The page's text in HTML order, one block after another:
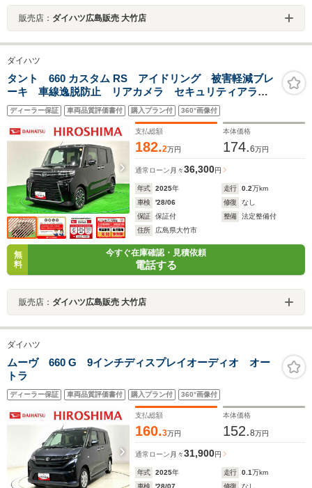
販売店： ダイハツ広島販売 大竹店
ダイハツ
タント 660 カスタム RS アイドリング 被害軽減ブレ
ーキ 車線逸脱防止 リアカメラ セキュリティアラー
ム シートヒータ 電動格納ミラー LEDヘットライ
ト ターボ 安全ボディ スマートキ- キーフリーキ
ー オートライト
ディーラー保証 車両品質評価書付 購入プラン付 360°画像付
支払総額
182.2万円
本体価格
174.6万円
通常ローン 月々36,300円
年式 2025年 走行 0.2万km
車検
'28/06 修復
なし
保証
保証付 整備
法定整備付
住所
広島県大竹市
無
料
今すぐ在庫確認・見積依頼
電話する
販売店： ダイハツ広島販売 大竹店
ダイハツ
ムーヴ 660 G 9インチディスプレイオーディオ オー
トラ
ディーラー保証 車両品質評価書付 購入プラン付 360°画像付
支払総額
160.3万円
本体価格
152.8万円
通常ローン 月々31,900円
年式 2025年 走行 0.1万km